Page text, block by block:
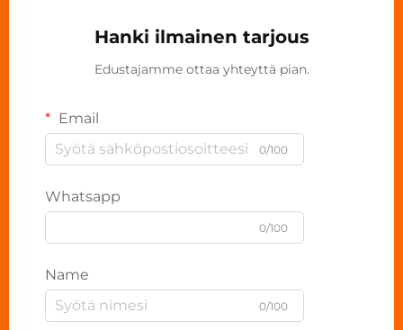
Hanki ilmainen tarjous
Edustajamme ottaa yhteyttä pian.
Email
0/100
Whatsapp
0/100
Name
0/100